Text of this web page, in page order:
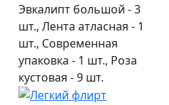
Эвкалипт большой - 3
шт., Лента атласная - 1
шт., Современная
упаковка - 1 шт., Роза
кустовая - 9 шт.